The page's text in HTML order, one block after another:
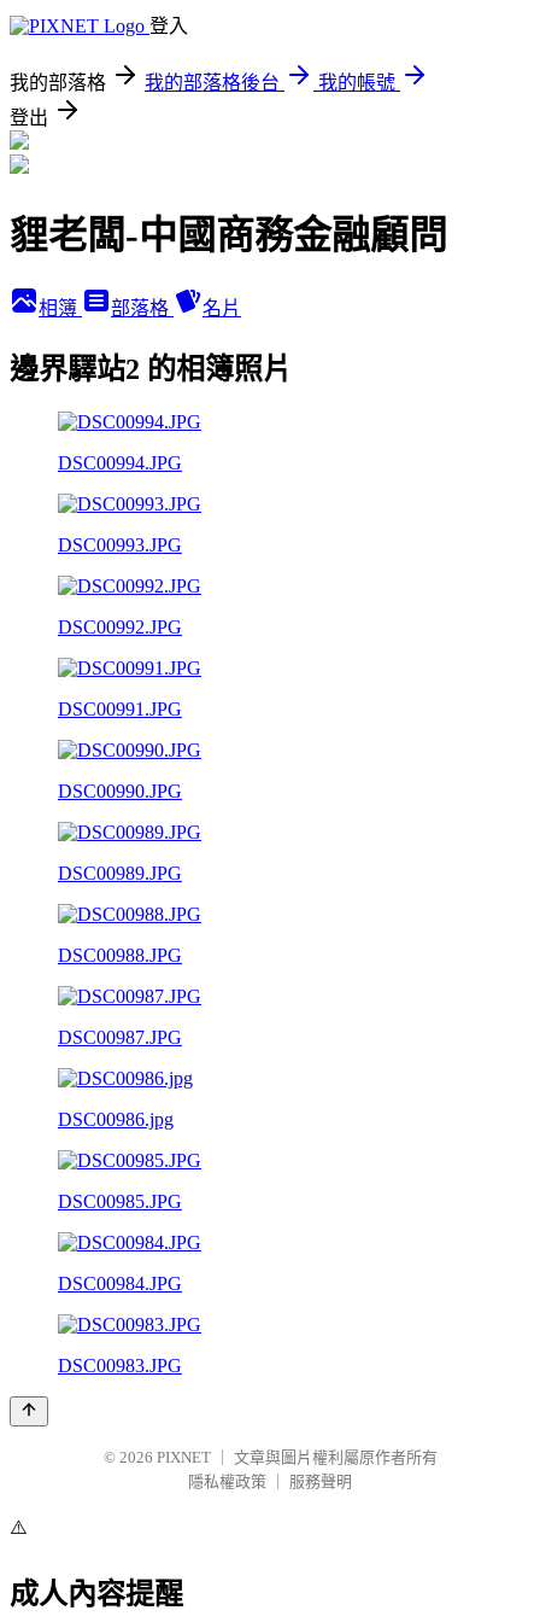
登入
我的部落格 我的部落格後台
我的帳號
登出
貍老闆-中國商務金融顧問
相簿 部落格 名片
邊界驛站2 的相簿照片
DSC00994.JPG
DSC00993.JPG
DSC00992.JPG
DSC00991.JPG
DSC00990.JPG
DSC00989.JPG
DSC00988.JPG
DSC00987.JPG
DSC00986.jpg
DSC00985.JPG
DSC00984.JPG
DSC00983.JPG
© 2026 PIXNET
文章與圖片權利屬原作者所有
隱私權政策
服務聲明
⚠️
成人內容提醒